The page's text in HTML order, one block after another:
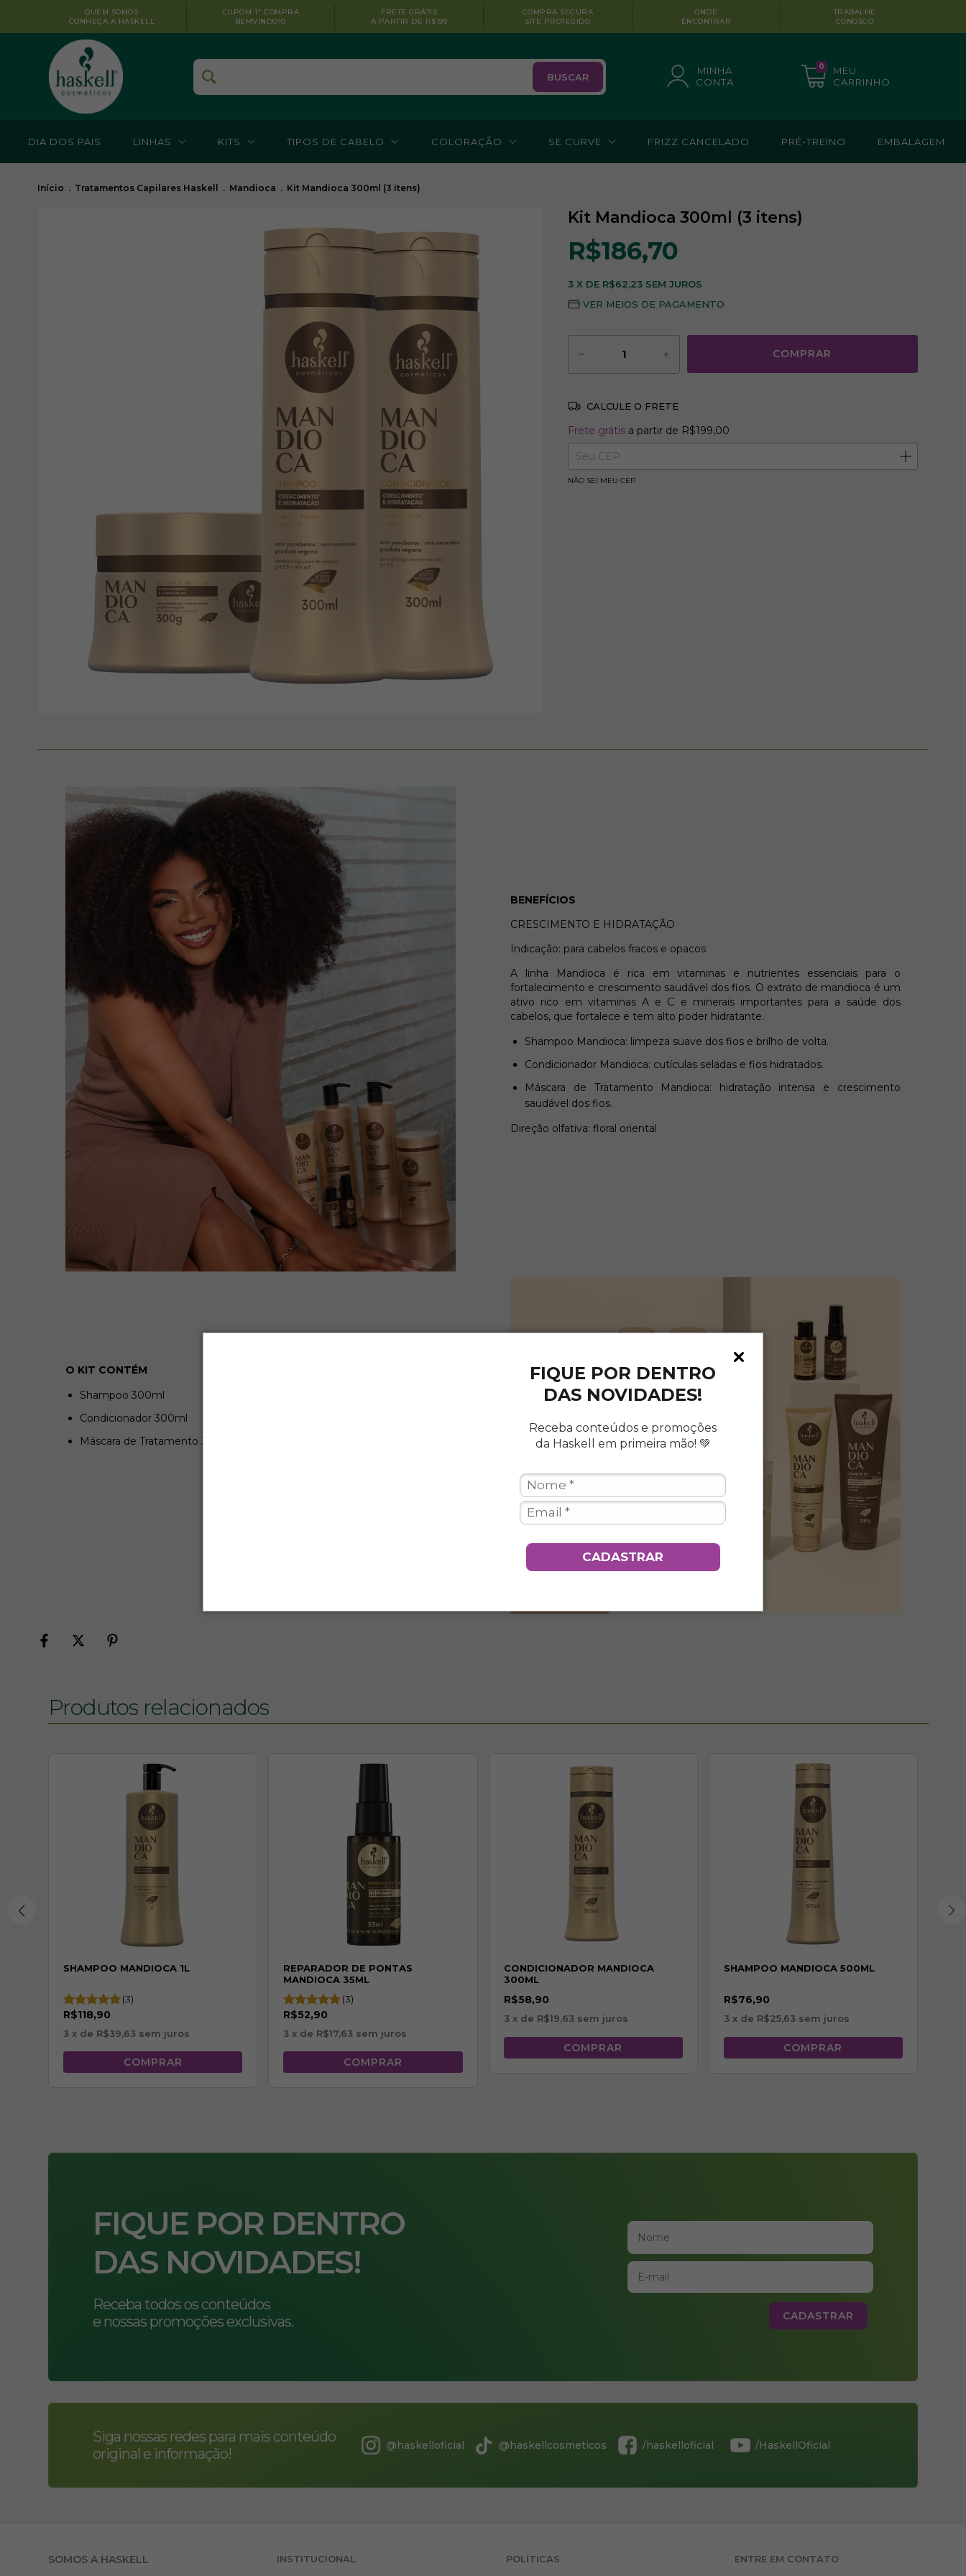
FIQUE POR DENTRO
DAS NOVIDADES!
Receba conteúdos e promoções
da Haskell em primeira mão! 💚
CADASTRAR
QUEM SOMOS
CONHEÇA A HASKELL
CUPOM 1ª COMPRA
BEMVINDO10
FRETE GRÁTIS
A PARTIR DE R$199
COMPRA SEGURA
SITE PROTEGIDO
ONDE
ENCONTRAR
TRABALHE
CONOSCO
BUSCAR
MINHA
CONTA
MEU
CARRINHO
0
DIA DOS PAIS LINHAS KITS TIPOS DE CABELO COLORAÇÃO SE CURVE FRIZZ CANCELADO PRÉ-TREINO EMBALAGEM
Início . Tratamentos Capilares Haskell . Mandioca . Kit Mandioca 300ml (3 itens)
Kit Mandioca 300ml (3 itens)
R$186,70
3 X DE R$62,23 SEM JUROS
VER MEIOS DE PAGAMENTO
CALCULE O FRETE
Frete grátis R$199,00
Entregas para o CEP: ALTERAR CEP
Frete grátis a partir de R$199,00
NÃO SEI MEU CEP
BENEFÍCIOS
CRESCIMENTO E HIDRATAÇÃO
Indicação: para cabelos fracos e opacos
A linha Mandioca é rica em vitaminas e nutrientes essenciais para o
fortalecimento e crescimento saudável dos fios. O extrato de mandioca é um
ativo rico em vitaminas A e C e minerais importantes para a saúde dos
cabelos, que fortalece e tem alto poder hidratante.
Shampoo Mandioca: limpeza suave dos fios e brilho de volta.
Condicionador Mandioca: cutículas seladas e fios hidratados.
Máscara de Tratamento Mandioca: hidratação intensa e crescimento
saudável dos fios.
Direção olfativa: floral oriental
O KIT CONTÉM
Shampoo 300ml
Condicionador 300ml
Máscara de Tratamento 300g
Produtos relacionados
SHAMPOO MANDIOCA 1L
(3)
R$118,90
3 x de R$39,63 sem juros
REPARADOR DE PONTAS
MANDIOCA 35ML
(3)
R$52,90
3 x de R$17,63 sem juros
CONDICIONADOR MANDIOCA
300ML
R$58,90
3 x de R$19,63 sem juros
SHAMPOO MANDIOCA 500ML
R$76,90
3 x de R$25,63 sem juros
FIQUE POR DENTRO
DAS NOVIDADES!
Receba todos os conteúdos
e nossas promoções exclusivas.
Siga nossas redes para mais conteúdo
original e informação!
@haskelloficial @haskellcosmeticos /haskelloficial /HaskellOficial
SOMOS A HASKELL INSTITUCIONAL POLÍTICAS ENTRE EM CONTATO